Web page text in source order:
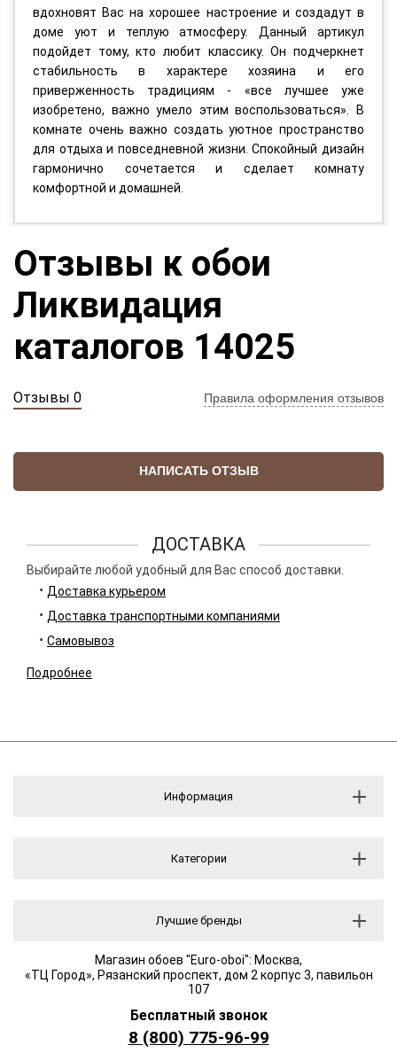
вдохновят Вас на хорошее настроение и создадут в
доме уют и теплую атмосферу. Данный артикул
подойдет тому, кто любит классику. Он подчеркнет
стабильность в характере хозяина и его
приверженность традициям - «все лучшее уже
изобретено, важно умело этим воспользоваться». В
комнате очень важно создать уютное пространство
для отдыха и повседневной жизни. Спокойный дизайн
гармонично сочетается и сделает комнату
комфортной и домашней.
Отзывы к обои
Ликвидация
каталогов 14025
Отзывы 0 Правила оформления отзывов
НАПИСАТЬ ОТЗЫВ
ДОСТАВКА
Выбирайте любой удобный для Вас способ доставки.
Доставка курьером
Доставка транспортными компаниями
Самовывоз
Подробнее
Информация
Категории
Лучшие бренды
Магазин обоев "Euro-oboi": Москва,
«ТЦ Город», Рязанский проспект, дом 2 корпус 3, павильон
107
Бесплатный звонок
8 (800) 775-96-99